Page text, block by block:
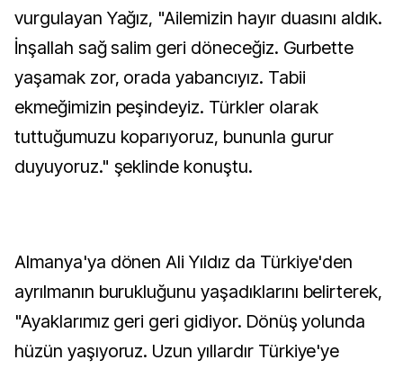
vurgulayan Yağız, "Ailemizin hayır duasını aldık.
İnşallah sağ salim geri döneceğiz. Gurbette
yaşamak zor, orada yabancıyız. Tabii
ekmeğimizin peşindeyiz. Türkler olarak
tuttuğumuzu koparıyoruz, bununla gurur
duyuyoruz." şeklinde konuştu.
Almanya'ya dönen Ali Yıldız da Türkiye'den
ayrılmanın burukluğunu yaşadıklarını belirterek,
"Ayaklarımız geri geri gidiyor. Dönüş yolunda
hüzün yaşıyoruz. Uzun yıllardır Türkiye'ye